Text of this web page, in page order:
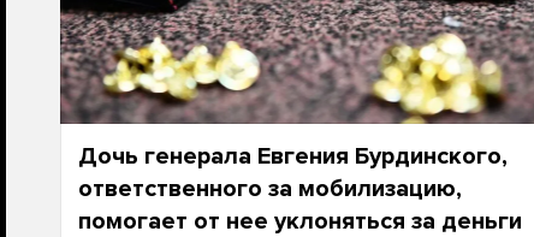
Дочь генерала Евгения Бурдинского,
ответственного за мобилизацию,
помогает от нее уклоняться за деньги